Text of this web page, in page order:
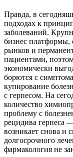
Правда, в
подходах к
заболеваний.
бизнес
рынков и
пациентами,
экономически
борются с
купирование
с герпесом. На
количество
проблему с
рецидива герпеса
возникает снова и
долгосрочного
фармакология не